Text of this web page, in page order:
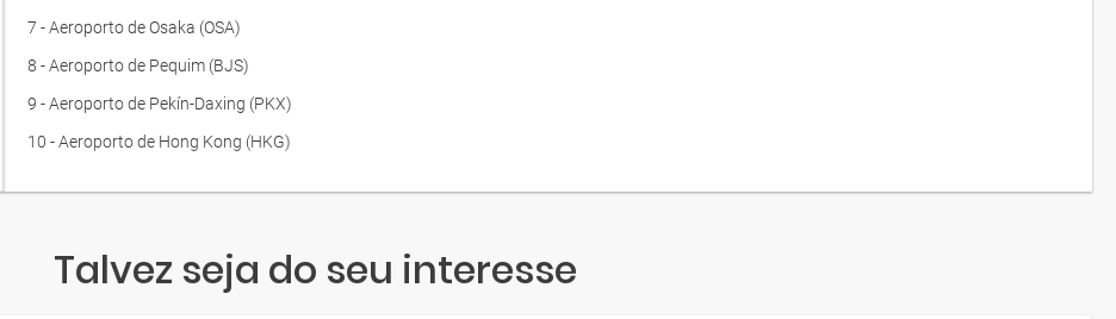
7 - Aeroporto de Osaka (OSA)
8 - Aeroporto de Pequim (BJS)
9 - Aeroporto de Pekín-Daxing (PKX)
10 - Aeroporto de Hong Kong (HKG)
Talvez seja do seu interesse